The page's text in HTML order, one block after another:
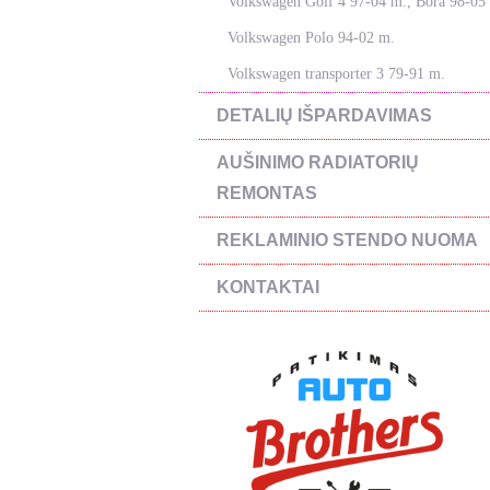
Volkswagen Polo 94-02 m.
Volkswagen transporter 3 79-91 m.
DETALIŲ IŠPARDAVIMAS
AUŠINIMO RADIATORIŲ
REMONTAS
REKLAMINIO STENDO NUOMA
KONTAKTAI